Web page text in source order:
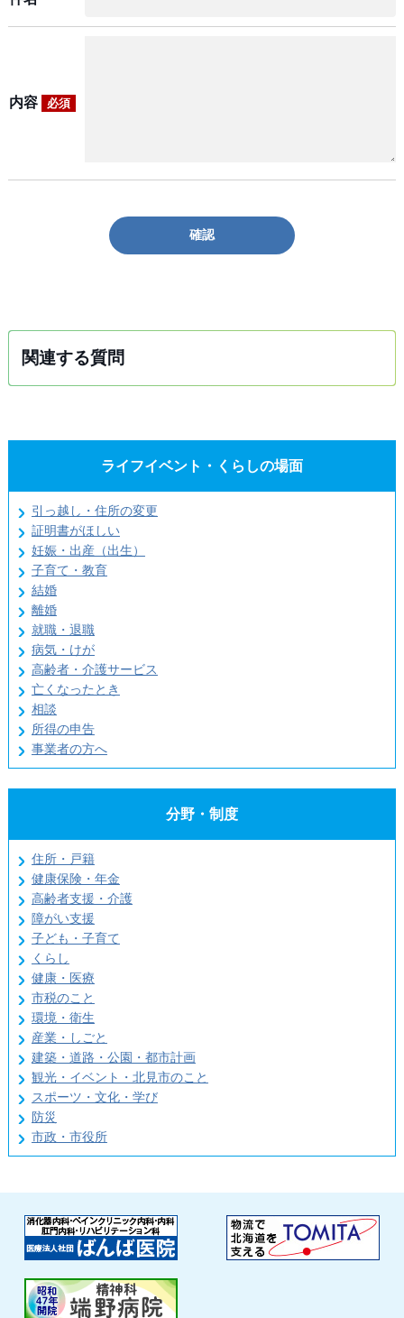
内容 必須
確認
関連する質問
ライフイベント・くらしの場面
引っ越し・住所の変更
証明書がほしい
妊娠・出産（出生）
子育て・教育
結婚
離婚
就職・退職
病気・けが
高齢者・介護サービス
亡くなったとき
相談
所得の申告
事業者の方へ
分野・制度
住所・戸籍
健康保険・年金
高齢者支援・介護
障がい支援
子ども・子育て
くらし
健康・医療
市税のこと
環境・衛生
産業・しごと
建築・道路・公園・都市計画
観光・イベント・北見市のこと
スポーツ・文化・学び
防災
市政・市役所